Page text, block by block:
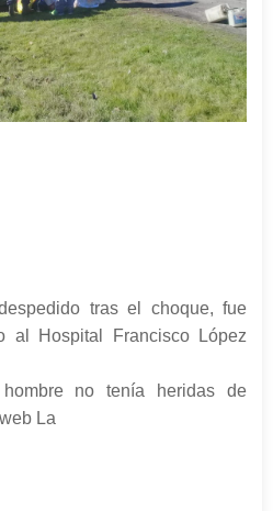
tras el choque, fue
al Hospital Francisco López
no tenía
heridas de
La